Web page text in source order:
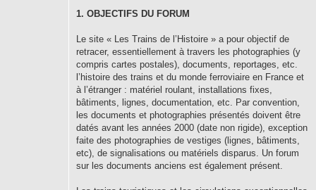
1. OBJECTIFS DU FORUM
Le site « Les Trains de l’Histoire » a pour objectif de
retracer, essentiellement à travers les photographies (y
compris cartes postales), documents, reportages, etc.
l’histoire des trains et du monde ferroviaire en France et
à l’étranger : matériel roulant, installations fixes,
bâtiments, lignes, documentation, etc. Par convention,
les documents et photographies présentés doivent être
datés avant les années 2000 (date non rigide), exception
faite des photographies de vestiges (lignes, bâtiments,
etc), de signalisations ou matériels disparus. Un forum
sur les documents anciens est également présent.